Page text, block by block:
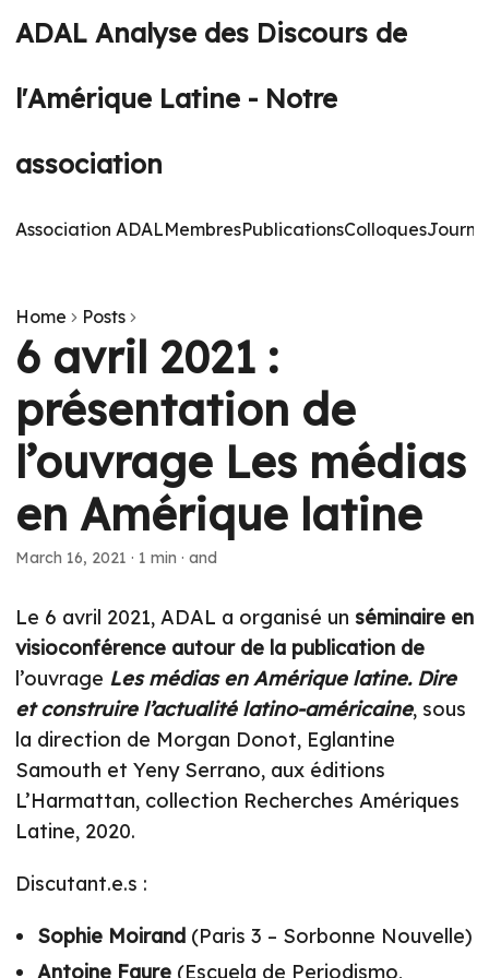
ADAL Analyse des Discours de
l'Amérique Latine - Notre
association
Association ADALMembresPublicationsColloques
Home Posts
6 avril 2021 :
présentation de
l’ouvrage Les médias
en Amérique latine
March 16, 2021 · 1 min · and
Le 6 avril 2021, ADAL a organisé un séminaire en
visioconférence autour de la publication de
l’ouvrage Les médias en Amérique latine. Dire
et construire l’actualité latino-américaine, sous
la direction de Morgan Donot, Eglantine
Samouth et Yeny Serrano, aux éditions
L’Harmattan, collection Recherches Amériques
Latine, 2020.
Discutant.e.s :
Sophie Moirand (Paris 3 – Sorbonne Nouvelle)
Antoine Faure (Escuela de Periodismo,